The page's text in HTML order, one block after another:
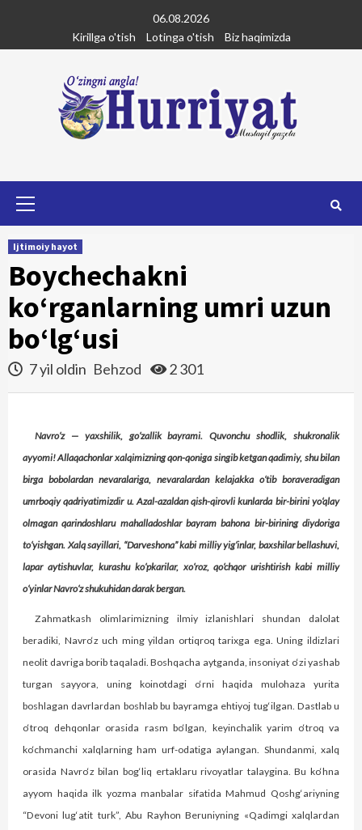
content
06.08.2026
Kirillga o'tish
Lotinga o'tish Biz haqimizda
Ijtimoiy hayot
Boychechakni
ko‘rganlarning umri uzun
bo‘lg‘usi
7 yil oldin Behzod 2 301
Navro‘z — yaxshilik, go‘zallik bayrami. Quvonchu shodlik, shukronalik
ayyomi! Allaqachonlar xalqimizning qon-qoniga singib ketgan qadimiy, shu bilan
birga bobolardan nevaralariga, nevaralardan kelajakka o‘tib boraveradigan
umrboqiy qadriyatimizdir u. Azal-azaldan qish-qirovli kunlarda bir-birini yo‘qlay
olmagan qarindoshlaru mahalladoshlar bayram bahona bir-birining diydoriga
to‘yishgan. Xalq sayillari, “Darveshona” kabi milliy yig‘inlar, baxshilar bellashuvi,
lapar aytishuvlar, kurashu ko‘pkarilar, xo‘roz, qo‘chqor urishtirish kabi milliy
o‘yinlar Navro‘z shukuhidan darak bergan.
Zahmatkash olimlarimizning ilmiy izlanishlari shundan dalolat
beradiki, Navro‘z uch ming yildan ortiqroq tarixga ega. Uning ildizlari
neolit davriga borib taqaladi. Boshqacha aytganda, insoniyat o‘zi yashab
turgan sayyora, uning koinotdagi o‘rni haqida mulohaza yurita
boshlagan davrlardan boshlab bu bayramga ehtiyoj tug‘ilgan. Dastlab u
o‘troq dehqonlar orasida rasm bo‘lgan, keyinchalik yarim o‘troq va
ko‘chmanchi xalqlarning ham urf-odatiga aylangan. Shundanmi, xalq
orasida Navro‘z bilan bog‘liq ertaklaru rivoyatlar talaygina. Bu ko‘hna
ayyom haqida ilk yozma manbalar sifatida Mahmud Qoshg‘ariyning
“Devoni lug‘atit turk”, Abu Rayhon Beruniyning «Qadimgi xalqlardan